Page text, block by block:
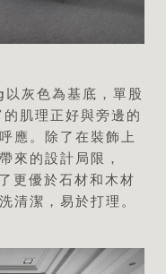
灰色為基底，單股
肌理正好與旁邊的
應。除了在裝飾上
來的設計局限，
更優於石材和木材
清潔，易於打理。